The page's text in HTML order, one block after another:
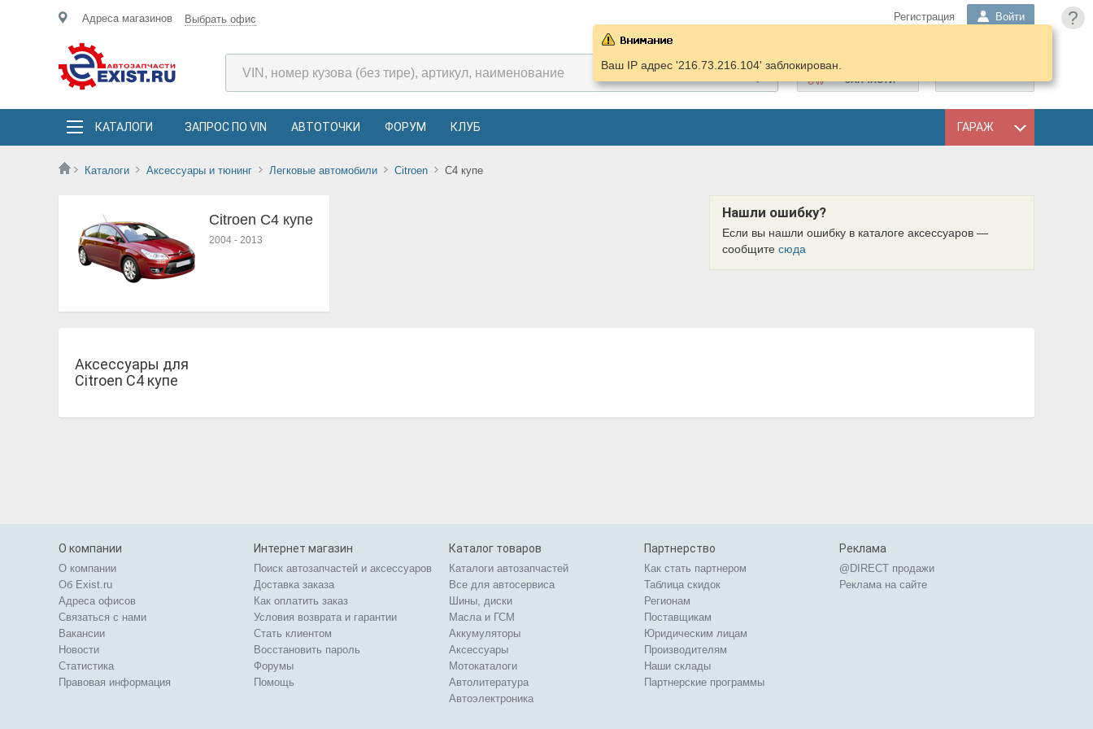
?
Адреса магазинов Выбрать офис Регистрация Войти
ЗАПЧАСТИ
КАТАЛОГИ ЗАПРОС ПО VIN АВТОТОЧКИ ФОРУМ КЛУБ ГАРАЖ
Каталоги Аксессуары и тюнинг Легковые автомобили Citroen C4 купе
Ваш IP адрес '216.73.216.104' заблокирован.
Citroen C4 купе
2004 - 2013
Нашли ошибку?
Если вы нашли ошибку в каталоге аксессуаров —
сообщите сюда
Аксессуары для
Citroen C4 купе
О компании
О компании
Об Exist.ru
Адреса офисов
Связаться с нами
Вакансии
Новости
Статистика
Правовая информация
Интернет магазин
Поиск автозапчастей и аксессуаров
Доставка заказа
Как оплатить заказ
Условия возврата и гарантии
Стать клиентом
Восстановить пароль
Форумы
Помощь
Каталог товаров
Каталоги автозапчастей
Все для автосервиса
Шины, диски
Масла и ГСМ
Аккумуляторы
Аксессуары
Мотокаталоги
Автолитература
Автоэлектроника
Партнерство
Как стать партнером
Таблица скидок
Регионам
Поставщикам
Юридическим лицам
Производителям
Наши склады
Партнерские программы
Реклама
@DIRECT продажи
Реклама на сайте